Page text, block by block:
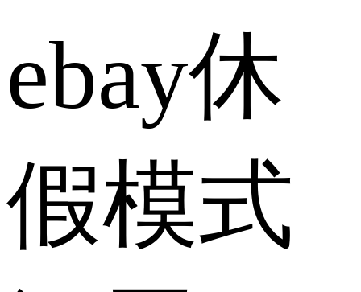
ebay休
假模式